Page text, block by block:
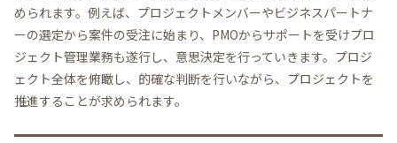
められます。例えば、プロジェクトメンバーやビジネスパートナ
ーの選定から案件の受注に始まり、PMOからサポートを受けプロ
ジェクト管理業務も遂行し、意思決定を行っていきます。プロジ
ェクト全体を俯瞰し、的確な判断を行いながら、プロジェクトを
推進することが求められます。